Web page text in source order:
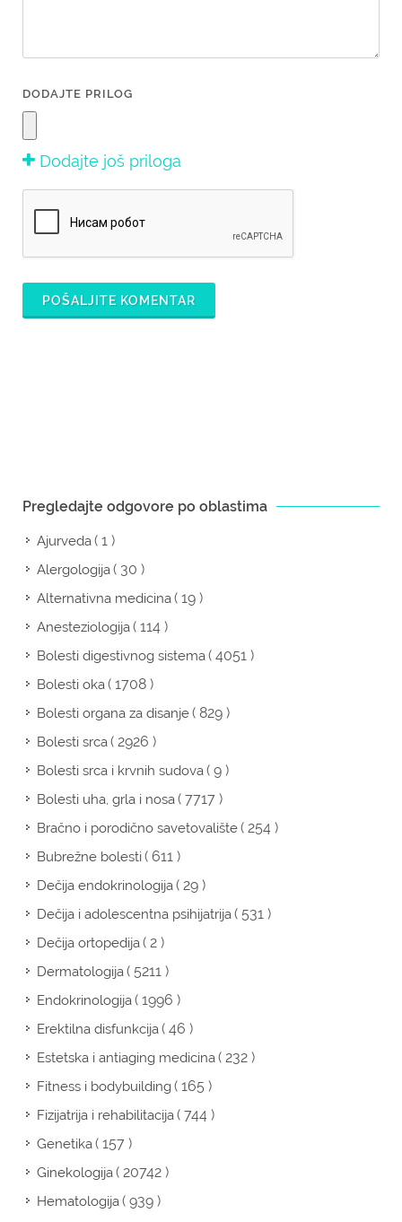
DODAJTE PRILOG
Dodajte još priloga
POŠALJITE KOMENTAR
Pregledajte odgovore po oblastima
Ajurveda( 1 )
Alergologija( 30 )
Alternativna medicina( 19 )
Anesteziologija( 114 )
Bolesti digestivnog sistema( 4051 )
Bolesti oka( 1708 )
Bolesti organa za disanje( 829 )
Bolesti srca( 2926 )
Bolesti srca i krvnih sudova( 9 )
Bolesti uha, grla i nosa( 7717 )
Bračno i porodično savetovalište( 254 )
Bubrežne bolesti( 611 )
Dečija endokrinologija( 29 )
Dečija i adolescentna psihijatrija( 531 )
Dečija ortopedija( 2 )
Dermatologija( 5211 )
Endokrinologija( 1996 )
Erektilna disfunkcija( 46 )
Estetska i antiaging medicina( 232 )
Fitness i bodybuilding( 165 )
Fizijatrija i rehabilitacija( 744 )
Genetika( 157 )
Ginekologija( 20742 )
Hematologija( 939 )